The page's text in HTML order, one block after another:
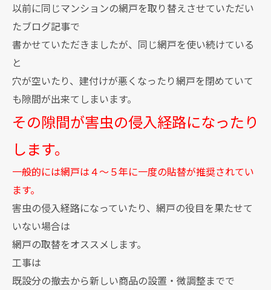
以前に同じマンションの網戸を取り替えさせていただい
たブログ記事で
書かせていただきましたが、同じ網戸を使い続けている
と
穴が空いたり、建付けが悪くなったり網戸を閉めていて
も隙間が出来てしまいます。
その隙間が害虫の侵入経路になったり
します。
一般的には網戸は４～５年に一度の貼替が推奨されてい
ます。
害虫の侵入経路になっていたり、網戸の役目を果たせて
いない場合は
網戸の取替をオススメします。
工事は
既設分の撤去から新しい商品の設置・微調整までで